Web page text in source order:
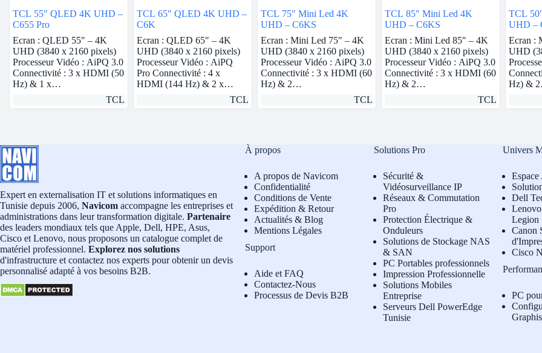
TCL 55″ QLED 4K UHD –
C655 Pro
Ecran : QLED 55″ – 4K
UHD (3840 x 2160 pixels)
Processeur Vidéo : AiPQ 3.0
Connectivité : 3 x HDMI (50
Hz) & 1 x…
TCL
TCL 65″ QLED 4K UHD –
C6K
Ecran : QLED 65″ – 4K
UHD (3840 x 2160 pixels)
Processeur Vidéo : AiPQ
Pro Connectivité : 4 x
HDMI (144 Hz) & 2 x…
TCL
TCL 75″ Mini Led 4K
UHD – C6KS
Ecran : Mini Led 75″ – 4K
UHD (3840 x 2160 pixels)
Processeur Vidéo : AiPQ 3.0
Connectivité : 3 x HDMI (60
Hz) & 2…
TCL
TCL 85″ Mini Led 4K
UHD – C6KS
Ecran : Mini Led 85″ – 4K
UHD (3840 x 2160 pixels)
Processeur Vidéo : AiPQ 3.0
Connectivité : 3 x HDMI (60
Hz) & 2…
TCL
TCL
UHD –
Ecran :
UHD
Hz) &
Expert en externalisation IT et solutions informatiques en
Tunisie depuis 2006, Navicom accompagne les entreprises et
administrations dans leur transformation digitale. Partenaire
des leaders mondiaux tels que Apple, Dell, HPE, Asus,
Cisco et Lenovo, nous proposons un catalogue complet de
matériel professionnel. Explorez nos solutions
d'infrastructure et contactez nos experts pour obtenir un devis
personnalisé adapté à vos besoins B2B.
À propos
A propos de Navicom
Confidentialité
Conditions de Vente
Expédition & Retour
Actualités & Blog
Mentions Légales
Support
Aide et FAQ
Contactez-Nous
Processus de Devis B2B
Solutions Pro
Sécurité &
Vidéosurveillance IP
Réseaux & Commutation
Pro
Protection Électrique &
Onduleurs
Solutions de Stockage NAS
& SAN
PC Portables professionnels
Impression Professionnelle
Solutions Mobiles
Entreprise
Serveurs Dell PowerEdge
Tunisie
Univers
Dell
L
Legion
Canon
Cisco
PC